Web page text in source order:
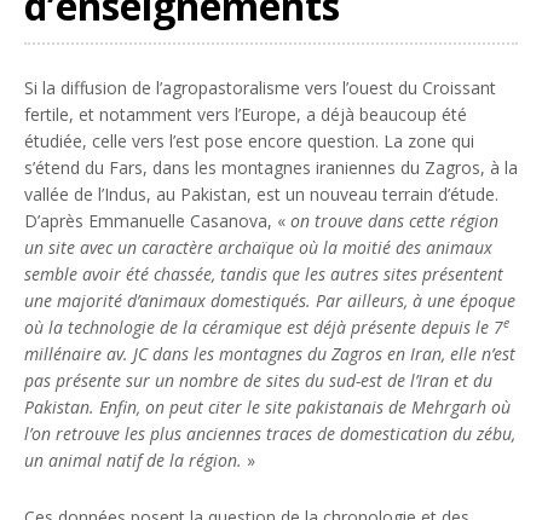
Si la diffusion de l’agropastoralisme vers l’ouest du Croissant
fertile, et notamment vers l’Europe, a déjà beaucoup été
étudiée, celle vers l’est pose encore question. La zone qui
s’étend du Fars, dans les montagnes iraniennes du Zagros, à la
vallée de l’Indus, au Pakistan, est un nouveau terrain d’étude.
D’après Emmanuelle Casanova, « on trouve dans cette région
un site avec un caractère archaïque où la moitié des animaux
semble avoir été chassée, tandis que les autres sites présentent
une majorité d’animaux domestiqués. Par ailleurs, à une époque
où la technologie de la céramique est déjà présente depuis le 7e
millénaire av. JC dans les montagnes du Zagros en Iran, elle n’est
pas présente sur un nombre de sites du sud-est de l’Iran et du
Pakistan. Enfin, on peut citer le site pakistanais de Mehrgarh où
l’on retrouve les plus anciennes traces de domestication du zébu,
un animal natif de la région. »